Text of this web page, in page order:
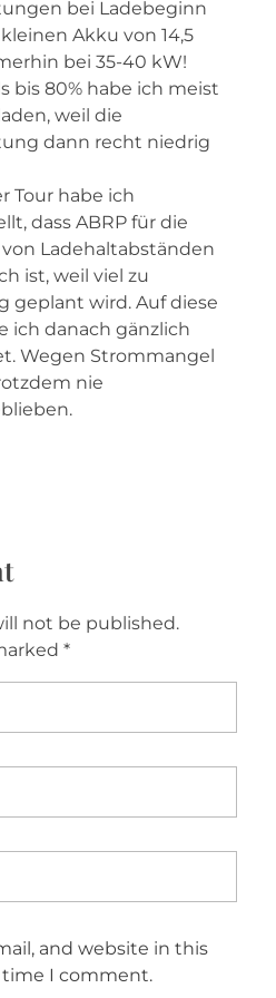
bei Ladebeginn
Akku von 14,5
bei 35-40 kW!
bis 80% habe ich meist
weil die
dann recht niedrig
Tour habe ich
dass ABRP für die
Ladehaltabständen
ist, weil viel zu
geplant wird. Auf diese
ich danach gänzlich
Wegen Strommangel
nie
not be published.
*
and website in this
I comment.